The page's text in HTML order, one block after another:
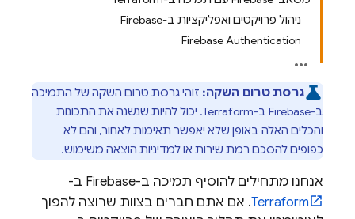
ניהול פרויקטים ואפליקציות ב-Firebase
Firebase Authentication
גרסת טרום השקה: זוהי גרסת טרום השקה של התמיכה
ב-Firebase ב-Terraform. יכול להיות שנשנה את התכונות
והכלים האלה באופן שלא יאפשר תאימות לאחור, והם לא
כפופים להסכם רמת שירות או למדיניות הוצאה משימוש.
אנחנו מתחילים להוסיף תמיכה ב-Firebase ב-
Terraform. אם אתם חברים בצוות שרוצה להפוך